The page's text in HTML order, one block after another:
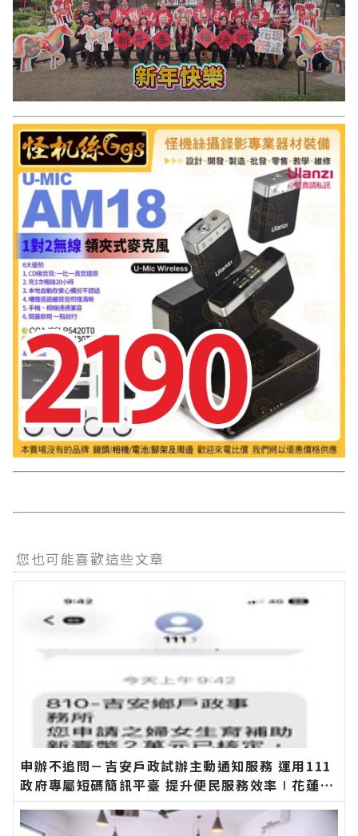
您也可能喜歡這些文章
申辦不追問－吉安戶政試辦主動通知服務 運用111
政府專屬短碼簡訊平臺 提升便民服務效率∣花蓮新
聞網官方網站各類新聞－最快速的今日新聞報導 最
新的在地資訊！